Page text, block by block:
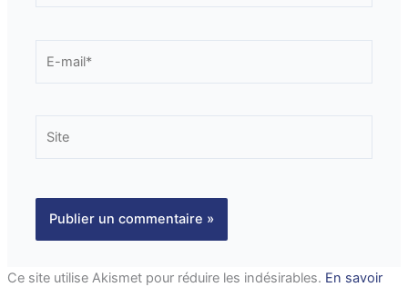
mail*
Ce site utilise Akismet pour réduire les indésirables. En savoir